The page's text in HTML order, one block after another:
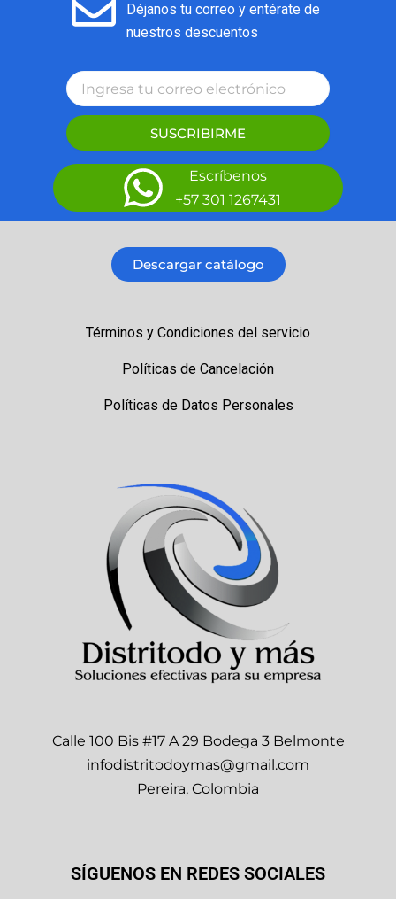
Déjanos tu correo y entérate de
nuestros descuentos
SUSCRIBIRME
Escríbenos
+57 301 1267431
Descargar catálogo
Términos y Condiciones del servicio
Políticas de Cancelación
Políticas de Datos Personales
Calle 100 Bis #17 A 29 Bodega 3 Belmonte
infodistritodoymas@gmail.com
Pereira, Colombia
SÍGUENOS EN REDES SOCIALES